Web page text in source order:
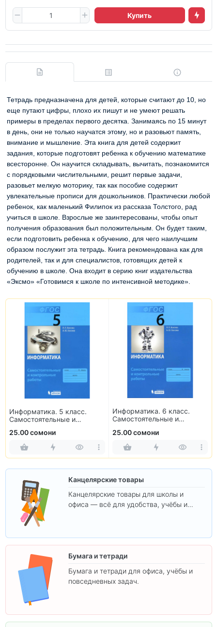
Купить
Тетрадь предназначена для детей, которые считают до 10, но
еще путают цифры, плохо их пишут и не умеют решать
примеры в пределах первого десятка. Занимаясь по 15 минут
в день, они не только научатся этому, но и разовьют память,
внимание и мышление. Эта книга для детей содержит
задания, которые подготовят ребенка к обучению математике
всесторонне. Он научится складывать, вычитать, познакомится
с порядковыми числительными, решит первые задачи,
разовьет мелкую моторику, так как пособие содержит
увлекательные прописи для дошкольников. Практически любой
ребенок, как маленький Филипок из рассказа Толстого, рад
учиться в школе. Взрослые же заинтересованы, чтобы опыт
получения образования был положительным. Он будет таким,
если подготовить ребенка к обучению, для чего наилучшим
образом послужит эта тетрадь. Книга рекомендована как для
родителей, так и для специалистов, готовящих детей к
обучению в школе. Она входит в серию книг издательства
«Эксмо» «Готовимся к школе по интенсивной методике».
Информатика. 5 класс.
Самостоятельные и
25.00 сомони
Информатика. 6 класс.
Самостоятельные и
25.00 сомони
Канцелярские товары
Канцелярские товары для школы и
офиса — всё для удобства, учёбы и
Бумага и тетради
Бумага и тетради для офиса, учёбы и
повседневных задач.